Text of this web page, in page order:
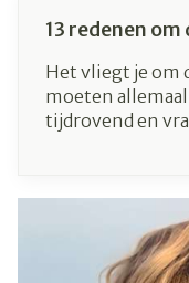
13 redenen
Het vliegt je om
moeten
tijdrovend en
om mee te